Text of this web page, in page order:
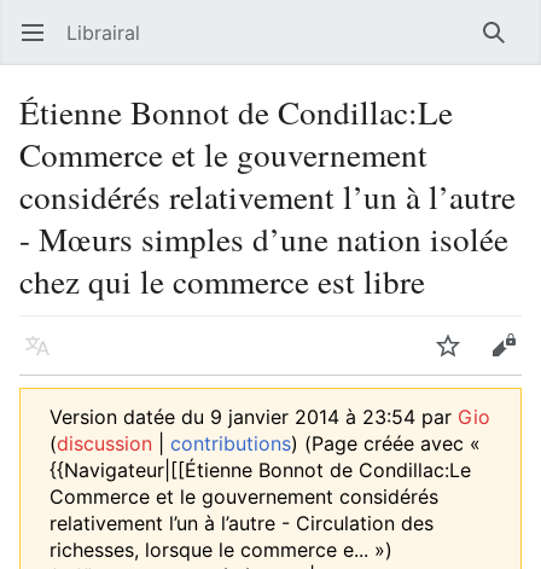
Ouvrir le menu principal Librairal
Étienne Bonnot de Condillac:Le
Commerce et le gouvernement
considérés relativement l’un à l’autre
- Mœurs simples d’une nation isolée
chez qui le commerce est libre
Langue Suivre
Version datée du 9 janvier 2014 à 23:54 par Gio
(discussion contributions) (Page créée avec «
{{Navigateur|[[Étienne Bonnot de Condillac:Le
Commerce et le gouvernement considérés
relativement l’un à l’autre - Circulation des
richesses, lorsque le commerce e... »)